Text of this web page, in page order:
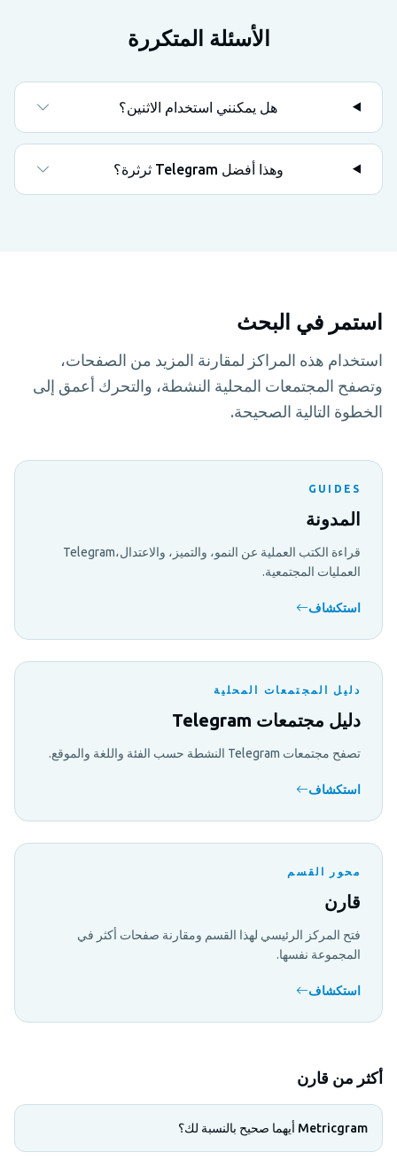
الأسئلة المتكررة
هل يمكنني استخدام الاثنين؟
وهذا أفضل Telegram ثرثرة؟
استمر في البحث
استخدام هذه المراكز لمقارنة المزيد من الصفحات،
وتصفح المجتمعات المحلية النشطة، والتحرك أعمق إلى
الخطوة التالية الصحيحة.
GUIDES
المدونة
قراءة الكتب العملية عن النمو، والتميز، والاعتدال،Telegram
العمليات المجتمعية.
استكشاف
دليل المجتمعات المحلية
دليل مجتمعات Telegram
تصفح مجتمعات Telegram النشطة حسب الفئة واللغة والموقع.
استكشاف
محور القسم
قارن
فتح المركز الرئيسي لهذا القسم ومقارنة صفحات أكثر في
المجموعة نفسها.
استكشاف
أكثر من قارن
Metricgram أيهما صحيح بالنسبة لك؟